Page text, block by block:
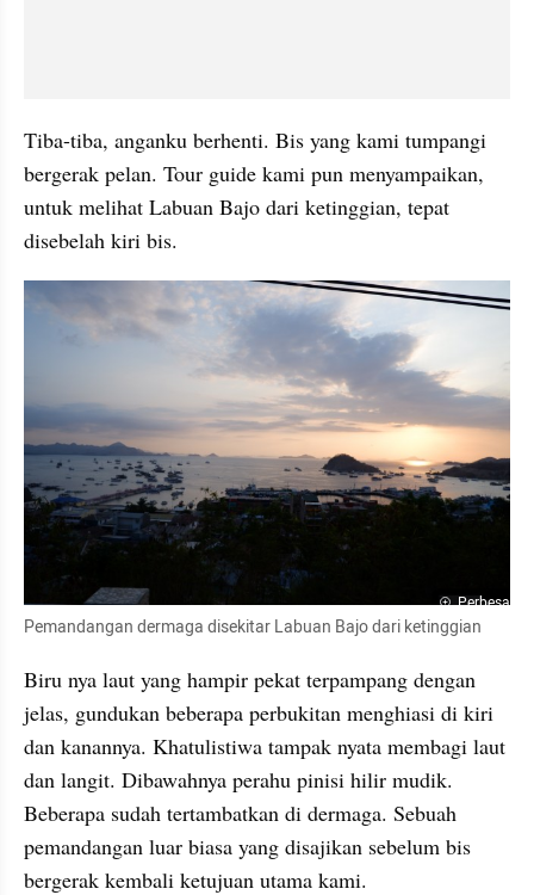
Tiba-tiba, anganku berhenti. Bis yang kami tumpangi
bergerak pelan. Tour guide kami pun menyampaikan,
untuk melihat Labuan Bajo dari ketinggian, tepat
disebelah kiri bis.
Perbesar
Pemandangan dermaga disekitar Labuan Bajo dari ketinggian
Biru nya laut yang hampir pekat terpampang dengan
jelas, gundukan beberapa perbukitan menghiasi di kiri
dan kanannya. Khatulistiwa tampak nyata membagi laut
dan langit. Dibawahnya perahu pinisi hilir mudik.
Beberapa sudah tertambatkan di dermaga. Sebuah
pemandangan luar biasa yang disajikan sebelum bis
bergerak kembali ketujuan utama kami.